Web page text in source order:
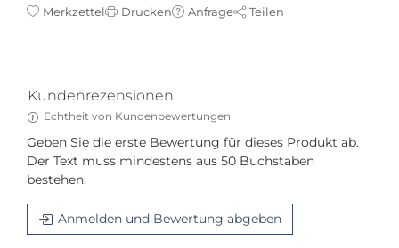
Merkzettel Drucken Anfrage Teilen
Kundenrezensionen
Echtheit von Kundenbewertungen
Geben Sie die erste Bewertung für dieses Produkt ab.
Der Text muss mindestens aus 50 Buchstaben
bestehen.
Anmelden und Bewertung abgeben